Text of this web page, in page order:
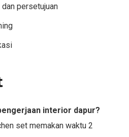
persetujuan
interior dapur?
set memakan waktu 2